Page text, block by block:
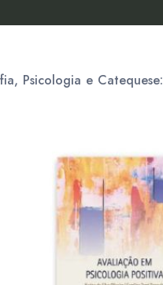
Psicologia e Catequese: